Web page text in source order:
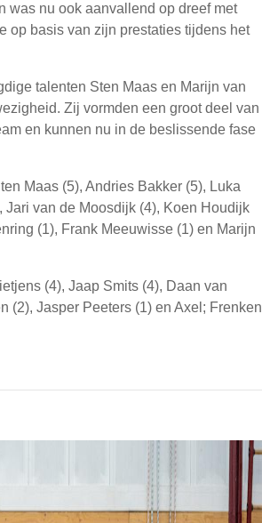
was nu ook aanvallend op dreef met
op basis van zijn prestaties tijdens het
talenten Sten Maas en Marijn van
Zij vormden een groot deel van
en kunnen nu in de beslissende fase
Maas (5), Andries Bakker (5), Luka
Jari van de Moosdijk (4), Koen Houdijk
(1), Frank Meeuwisse (1) en Marijn
(4), Jaap Smits (4), Daan van
(2), Jasper Peeters (1) en Axel; Frenken